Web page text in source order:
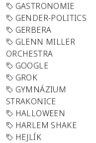
GASTRONOMIE
GENDER-POLITICS
GERBERA
GLENN MILLER
ORCHESTRA
GOOGLE
GROK
GYMNÁZIUM
STRAKONICE
HALLOWEEN
HARLEM SHAKE
HEJLÍK